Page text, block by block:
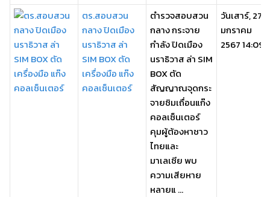
ตร.สอบสวน
กลาง ปิดเมือง
นราธิวาส ล่า
SIM BOX ตัด
เครื่องมือ แก๊ง
คอลเซ็นเตอร์
ตำรวจสอบสวน
กลาง กระจาย
กำลัง ปิดเมือง
นราธิวาส ล่า SIM
BOX ตัด
สัญญาณจุดกระ
จายซิมเถื่อนแก๊ง
คอลเซ็นเตอร์
คุมผู้ต้องหาชาว
ไทยและ
มาเลเซีย พบ
ความเสียหาย
หลายแ ...
วันเสาร์, 27
มกราคม
2567 14:09